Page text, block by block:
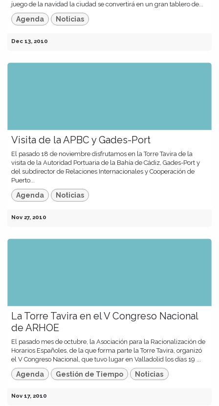
juego de la navidad la ciudad se convertirá en un gran tablero de...
Agenda Noticias
Dec 13, 2010
Visita de la APBC y Gades-Port
El pasado 18 de noviembre disfrutamos en la Torre Tavira de la
visita de la Autoridad Portuaria de la Bahía de Cádiz, Gades-Port y
del subdirector de Relaciones Internacionales y Cooperación de
Puerto...
Agenda Noticias
Nov 27, 2010
La Torre Tavira en el V Congreso Nacional
de ARHOE
El pasado mes de octubre, la Asociación para la Racionalización de
Horarios Españoles, de la que forma parte la Torre Tavira, organizó
el V Congreso Nacional, que tuvo lugar en Valladolid los días 19 ...
Agenda Gestión de Tiempo Noticias
Nov 17, 2010